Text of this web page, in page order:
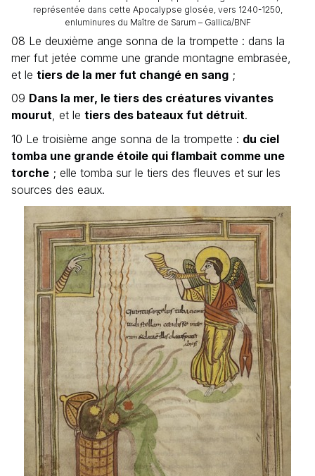
représentée dans cette Apocalypse glosée, vers 1240-1250,
enluminures du Maître de Sarum – Gallica/BNF
08 Le deuxième ange sonna de la trompette : dans la
mer fut jetée comme une grande montagne embrasée,
et le tiers de la mer fut changé en sang ;
09 Dans la mer, le tiers des créatures vivantes
mourut, et le tiers des bateaux fut détruit.
10 Le troisième ange sonna de la trompette : du ciel
tomba une grande étoile qui flambait comme une
torche ; elle tomba sur le tiers des fleuves et sur les
sources des eaux.